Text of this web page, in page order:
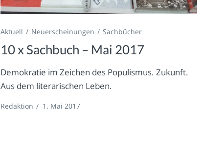
Aktuell Neuerscheinungen Sachbücher
10 x Sachbuch – Mai 2017
Demokratie im Zeichen des Populismus. Zukunft.
Aus dem literarischen Leben.
Redaktion / 1. Mai 2017